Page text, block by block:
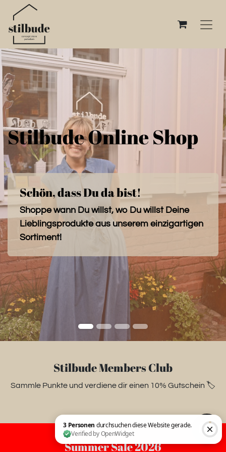
Stilbude Online Shop
Schön, dass Du da bist!
Shoppe wann Du willst, wo Du willst Deine
Lieblingsprodukte aus unserem einzigartigen
Sortiment!
Stilbude Members Club
Sammle Punkte und verdiene dir einen 10% Gutschein 🏷️
Summer Sale 2026